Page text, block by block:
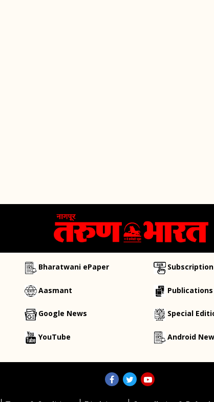
Bharatwani ePaper
Aasmant
Google News
YouTube
Subscription
Publications
Special
Android